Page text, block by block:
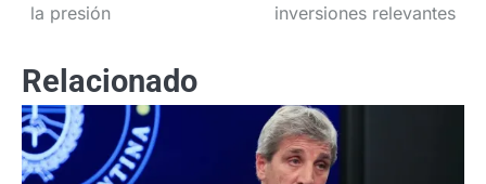
entradas
la presión
inversiones relevantes
Relacionado